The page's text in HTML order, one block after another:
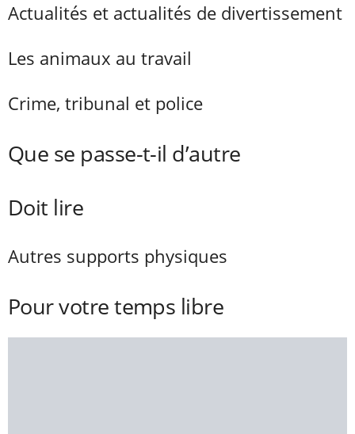
Actualités et actualités de divertissement
Les animaux au travail
Crime, tribunal et police
Que se passe-t-il d’autre
Doit lire
Autres supports physiques
Pour votre temps libre